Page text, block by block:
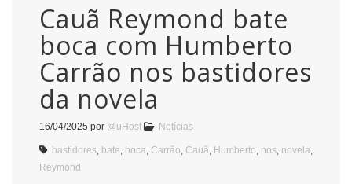
Cauã Reymond bate
boca com Humberto
Carrão nos bastidores
da novela
16/04/2025 por @uHost Notícias
bastidores bate boca Carrão Cauã Humberto nos novela
Reymond